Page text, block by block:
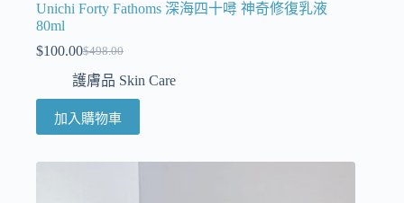
Unichi Forty Fathoms 深海四十噚 神奇修復乳液
80ml
$498.00
$100.00
護膚品 Skin Care
加入購物車